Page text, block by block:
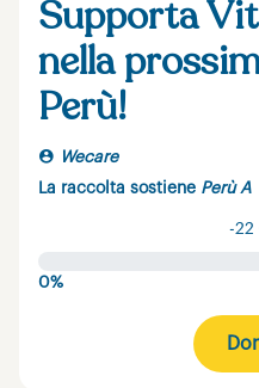
Supporta
nella
Perù!
Wecare
La raccolta sostiene Perù A
-22
0%